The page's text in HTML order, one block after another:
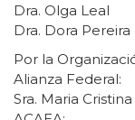
Dra. Olga Leal
Dra. Dora Pereira
Por la
Alianza Federal:
Sra. Maria